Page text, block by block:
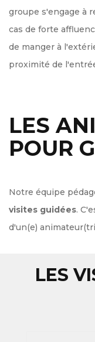
groupe s'engage à
cas de forte
de manger à
proximité de
LES
POUR
Notre équipe
visites guidées.
d'un(e)
LES